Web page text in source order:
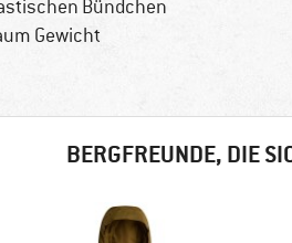
Bündchen
Gewicht
BERGFREUNDE, DIE